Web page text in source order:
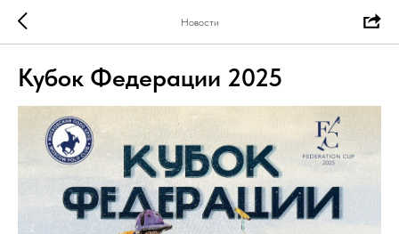
Новости
Кубок Федерации 2025